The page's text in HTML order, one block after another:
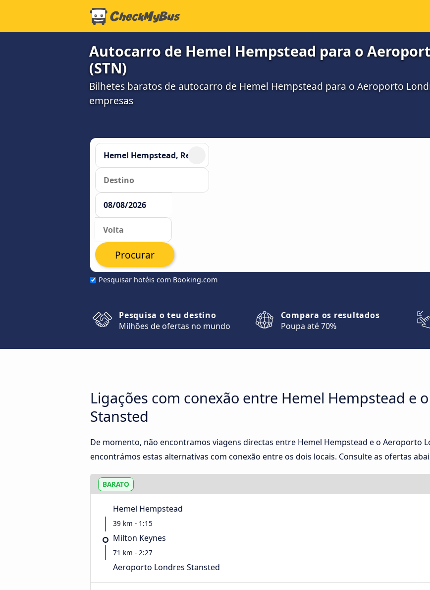
Autocarro de Hemel Hempstead para o
(STN)
Bilhetes baratos de autocarro de Hemel Hempstead para o Aeroporto
empresas
Pesquisar hotéis com Booking.com
Procurar
Pesquisa o teu destino
Milhões de ofertas no mundo
Compara os resultados
Poupa até 70%
Ligações com conexão entre Hemel Hempstead e
Stansted
De momento, não encontramos viagens directas entre Hemel Hempstead e o Aeroporto
encontrámos estas alternativas com conexão entre os dois locais. Consulte as ofertas
BARATO
Hemel Hempstead
39 km - 1:15
Milton Keynes
71 km - 2:27
Aeroporto Londres Stansted